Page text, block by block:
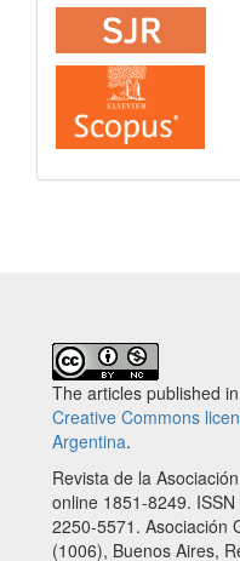
The articles published
Creative Commons
Argentina.
Revista de la
online 1851-8249.
2250-5571. Asociación
(1006), Buenos Aires,